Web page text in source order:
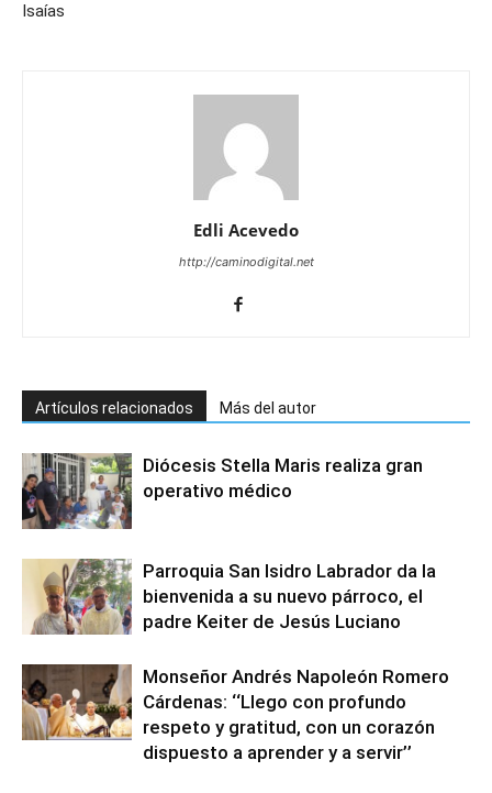
Isaías
Edli Acevedo
http://caminodigital.net
Artículos relacionados Más del autor
Diócesis Stella Maris realiza gran
operativo médico
Parroquia San Isidro Labrador da la
bienvenida a su nuevo párroco, el
padre Keiter de Jesús Luciano
Monseñor Andrés Napoleón Romero
Cárdenas: ‘‘Llego con profundo
respeto y gratitud, con un corazón
dispuesto a aprender y a servir’’